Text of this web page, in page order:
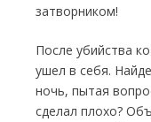
затворником!
После убийства
ушел в себя.
ночь, пытая
сделал плохо?